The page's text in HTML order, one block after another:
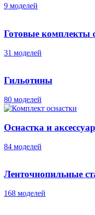
9 моделей
Готовые комплекты
31 моделей
Гильотины
80 моделей
Оснастка и
84 моделей
Ленточнопильные
168 моделей